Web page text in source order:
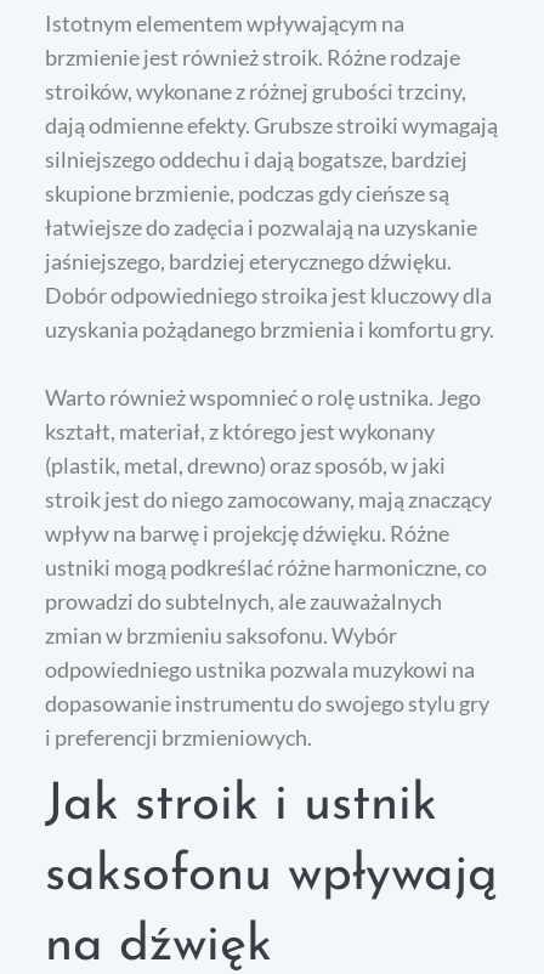
Istotnym elementem wpływającym na
brzmienie jest również stroik. Różne rodzaje
stroików, wykonane z różnej grubości trzciny,
dają odmienne efekty. Grubsze stroiki wymagają
silniejszego oddechu i dają bogatsze, bardziej
skupione brzmienie, podczas gdy cieńsze są
łatwiejsze do zadęcia i pozwalają na uzyskanie
jaśniejszego, bardziej eterycznego dźwięku.
Dobór odpowiedniego stroika jest kluczowy dla
uzyskania pożądanego brzmienia i komfortu gry.
Warto również wspomnieć o rolę ustnika. Jego
kształt, materiał, z którego jest wykonany
(plastik, metal, drewno) oraz sposób, w jaki
stroik jest do niego zamocowany, mają znaczący
wpływ na barwę i projekcję dźwięku. Różne
ustniki mogą podkreślać różne harmoniczne, co
prowadzi do subtelnych, ale zauważalnych
zmian w brzmieniu saksofonu. Wybór
odpowiedniego ustnika pozwala muzykowi na
dopasowanie instrumentu do swojego stylu gry
i preferencji brzmieniowych.
Jak stroik i ustnik
saksofonu wpływają
na dźwięk